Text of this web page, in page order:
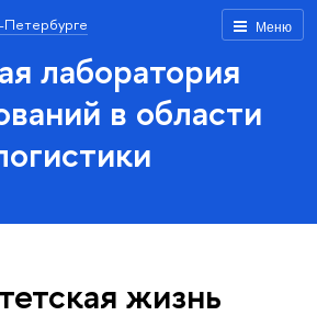
Меню
лаборатория
в области
жизнь